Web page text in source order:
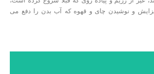
و نوشیدن چای و قهوه که آب بدن را دفع می